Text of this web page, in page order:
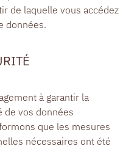
de laquelle vous accédez
données.
à garantir la
de vos données
que les mesures
nécessaires ont été